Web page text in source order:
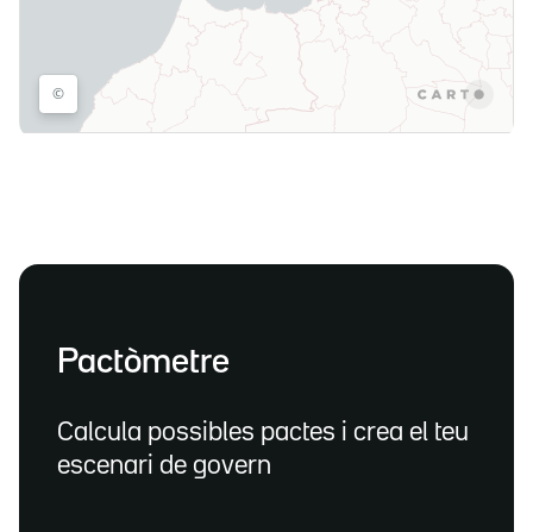
Pactòmetre
Calcula possibles pactes i crea el teu
escenari de govern